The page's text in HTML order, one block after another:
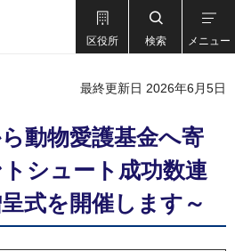
区役所 検索 メニュー
最終更新日 2026年6月5日
動物愛護基金へ寄
シュート成功数連
式を開催します～